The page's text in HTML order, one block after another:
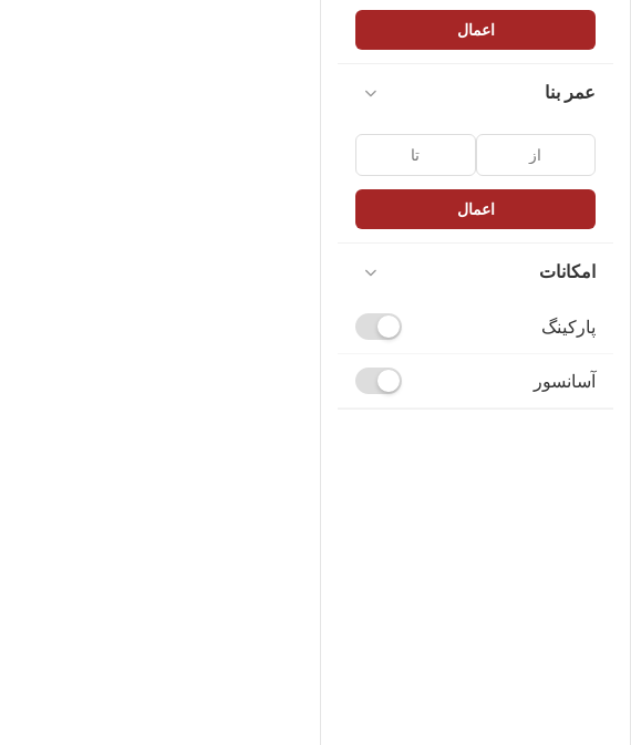
اعمال
عمر بنا
اعمال
امکانات
پارکینگ
آسانسور